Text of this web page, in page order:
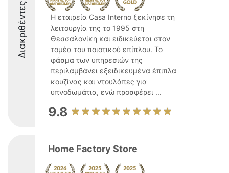
Διακριθέντες
Η εταιρεία Casa Interno ξεκίνησε τη
λειτουργία της το 1995 στη
Θεσσαλονίκη και ειδικεύεται στον
τομέα του ποιοτικού επίπλου. Το
φάσμα των υπηρεσιών της
περιλαμβάνει εξειδικευμένα έπιπλα
κουζίνας και ντουλάπες για
υπνοδωμάτια, ενώ προσφέρει ...
9.8
Home Factory Store